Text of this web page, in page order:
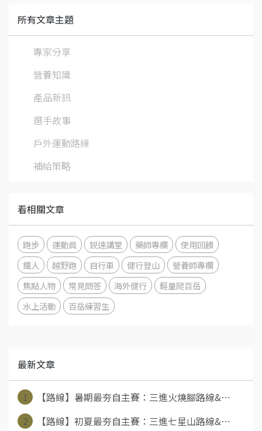
所有文章主題
專家分享
營養知識
產品新訊
選手故事
戶外運動路線
補給策略
看相關文章
跑步 運動員 鋭速講堂 藥師專欄
使用回饋
鐵人
越野跑 自行車 健行登山
營養師專欄
焦點人物
常見問答 海外健行
輕量爬百岳
水上活動
百岳練習生
最新文章
1
【路線】暑期最夯自主賽：三進火燒腳路線&⋯
2
【路線】初夏最夯自主賽：三進七星山路線&⋯